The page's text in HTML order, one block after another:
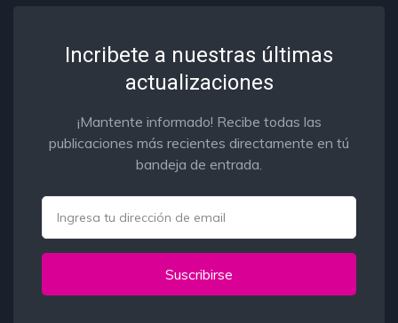
Incribete a nuestras últimas
actualizaciones
¡Mantente informado! Recibe todas las
publicaciones más recientes directamente en tú
bandeja de entrada.
Suscribirse